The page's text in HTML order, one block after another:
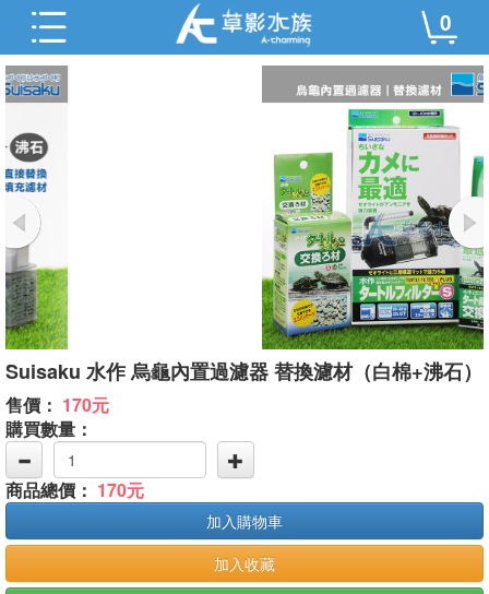
0
Suisaku 水作 烏龜內置過濾器 替換濾材（白棉+沸石）
售價： 170元
購買數量：
商品總價： 170元
加入購物車
加入收藏